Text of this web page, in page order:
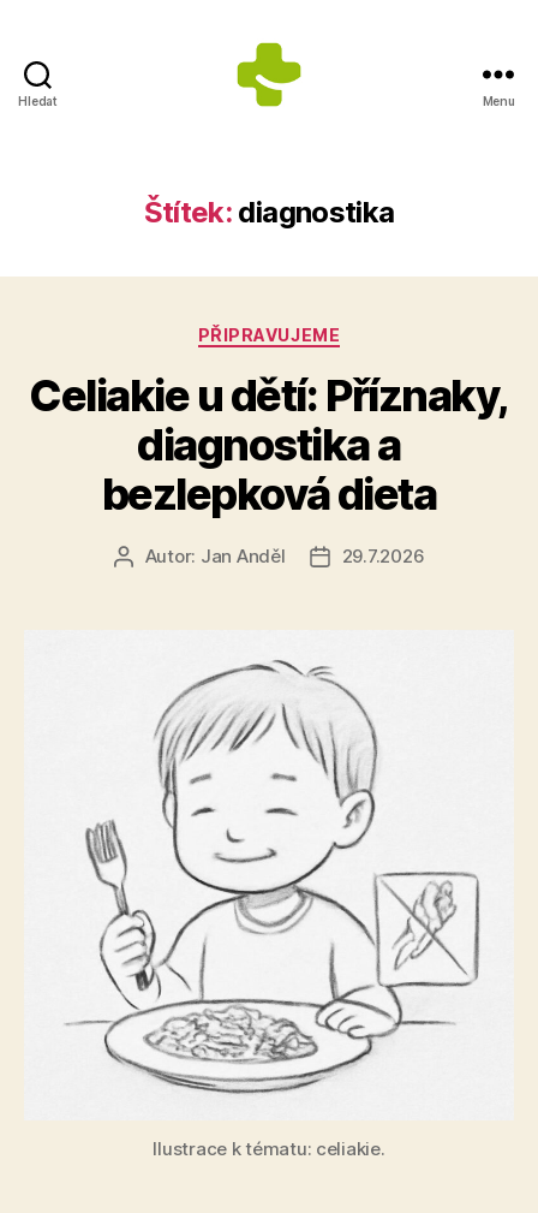
Hledat
s.r.o.
-
doplňků
Menu
Štítek: diagnostika
Rubriky
PŘIPRAVUJEME
Celiakie u dětí: Příznaky,
diagnostika a
bezlepková dieta
AutorAutor: Jan Anděl
Datum
29.7.2026
Ilustrace k tématu: celiakie.